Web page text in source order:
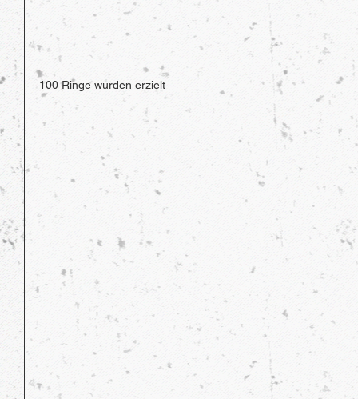
100 Ringe wurden erzielt